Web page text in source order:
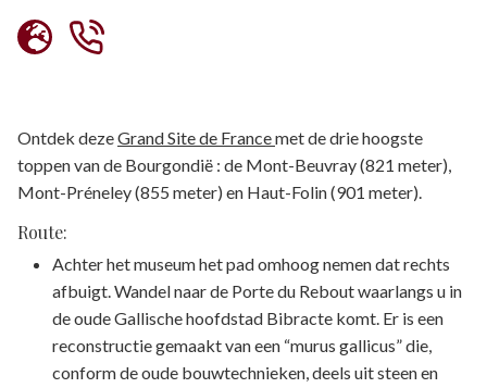
Ontdek dezeGrand Site de Francemet de drie hoogste
toppen van de Bourgondië : de Mont-Beuvray (821 meter),
Mont-Préneley (855 meter) en Haut-Folin (901 meter).
Route:
Achter het museum het pad omhoog nemen dat rechts
afbuigt. Wandel naar de Porte du Rebout waarlangs u in
de oude Gallische hoofdstad Bibracte komt. Er is een
reconstructie gemaakt van een “murus gallicus” die,
conform de oude bouwtechnieken, deels uit steen en